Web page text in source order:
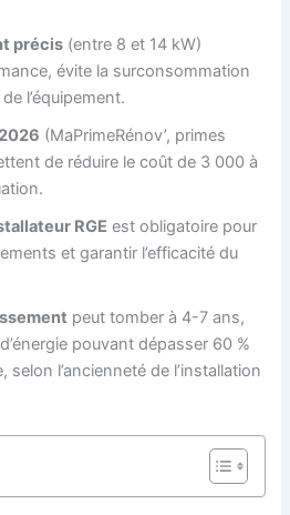
précis (entre 8 et 14 kW)
évite la surconsommation
l’équipement.
(MaPrimeRénov’, primes
de réduire le coût de 3 000 à
RGE est obligatoire pour
et garantir l’efficacité du
peut tomber à 4-7 ans,
pouvant dépasser 60 %
selon l’ancienneté de l’installation